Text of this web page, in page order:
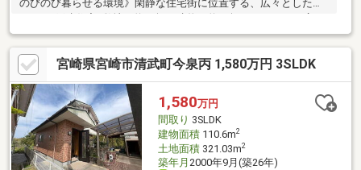
のびのび暮らせる環境》閑静な住宅街に位置する、広々とした
5LDKの戸建住宅♪敷地は約69坪、建物は約52坪とゆとりある広さ
が魅力です。部屋数も多く、大家族や二世帯同居を検討されてい
る方にもおすすめの住まいです。自宅隣地に約300坪の敷地もあ
り、この本体価格に含まれています♪【オススメ】部屋数の多い住
宅をお探しの方大家族・二世帯での暮らしを検討している方落ち
着いた住宅街で生活したい方敷地と建物にゆとりのある戸建を希
望する方「クリーン池田台」バス停まで徒歩約5分通勤・通学やお
出かけの際にも利用しやすい立地！
宮崎県宮崎市清武町今泉丙 1,580万円 3SLDK
1,580万円
間取り 3SLDK
建物面積110.6m2
土地面積321.03m2
築年月 2000年9月(築26年)